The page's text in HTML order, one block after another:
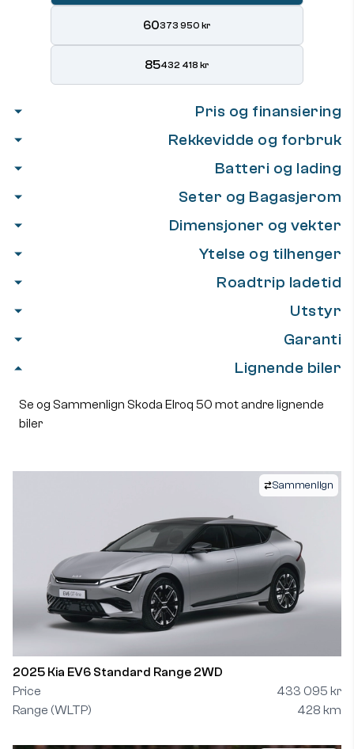
60373 950 kr
85432 418 kr
Pris og finansiering
Rekkevidde og forbruk
Batteri og lading
Seter og Bagasjerom
Dimensjoner og vekter
Ytelse og tilhenger
Roadtrip ladetid
Utstyr
Garanti
Lignende biler
Se og Sammenlign Skoda Elroq 50 mot andre lignende
biler
Sammenlign
2025 Kia EV6 Standard Range 2WD
Price
433 095 kr
Range (WLTP)
428 km